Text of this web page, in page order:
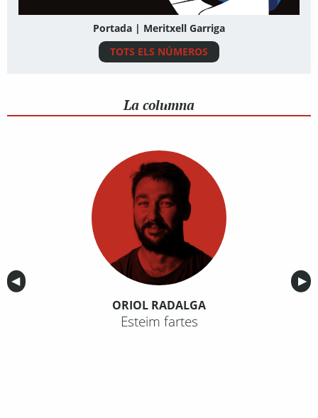
Portada | Meritxell Garriga
TOTS ELS NÚMEROS
La columna
Anterior
◀︎ ▶︎
ORIOL RADALGA
Esteim fartes